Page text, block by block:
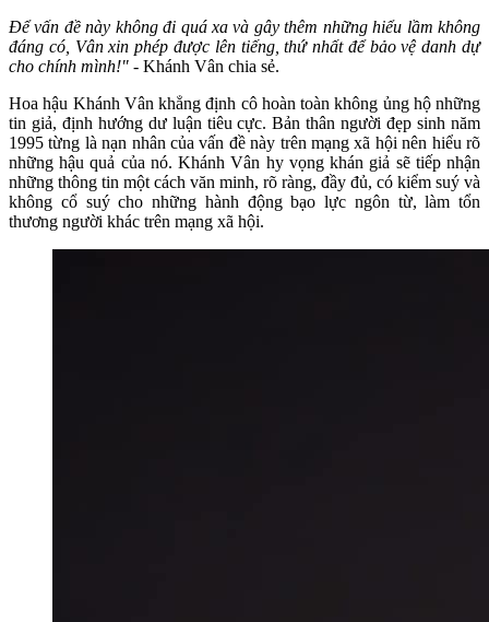
Để vấn đề này không đi quá xa và gây thêm những hiểu lầm không
đáng có, Vân xin phép được lên tiếng, thứ nhất để bảo vệ danh dự
cho chính mình!" - Khánh Vân chia sẻ.
Hoa hậu Khánh Vân khẳng định cô hoàn toàn không ủng hộ những
tin giả, định hướng dư luận tiêu cực. Bản thân người đẹp sinh năm
1995 từng là nạn nhân của vấn đề này trên mạng xã hội nên hiểu rõ
những hậu quả của nó. Khánh Vân hy vọng khán giả sẽ tiếp nhận
những thông tin một cách văn minh, rõ ràng, đầy đủ, có kiểm suý và
không cổ suý cho những hành động bạo lực ngôn từ, làm tổn
thương người khác trên mạng xã hội.